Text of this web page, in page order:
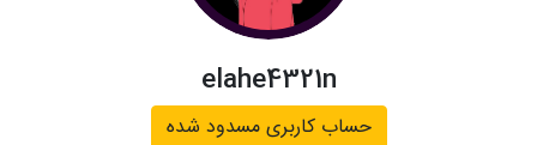
elahe4321n
حساب کاربری مسدود شده